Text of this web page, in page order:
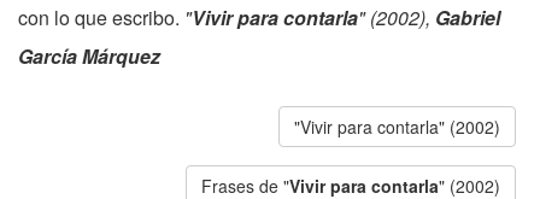
con lo que escribo. "Vivir para contarla" (2002), Gabriel
García Márquez
"Vivir para contarla" (2002)
Frases de "Vivir para contarla" (2002)